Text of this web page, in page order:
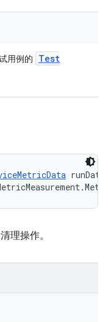
用例的
Test
理操作。